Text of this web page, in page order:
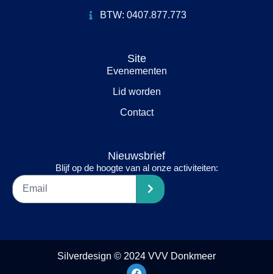
BTW: 0407.877.773
Site
Evenementen
Lid worden
Contact
Nieuwsbrief
Blijf op de hoogte van al onze activiteiten:
Silverdesign © 2024 VVV Donkmeer